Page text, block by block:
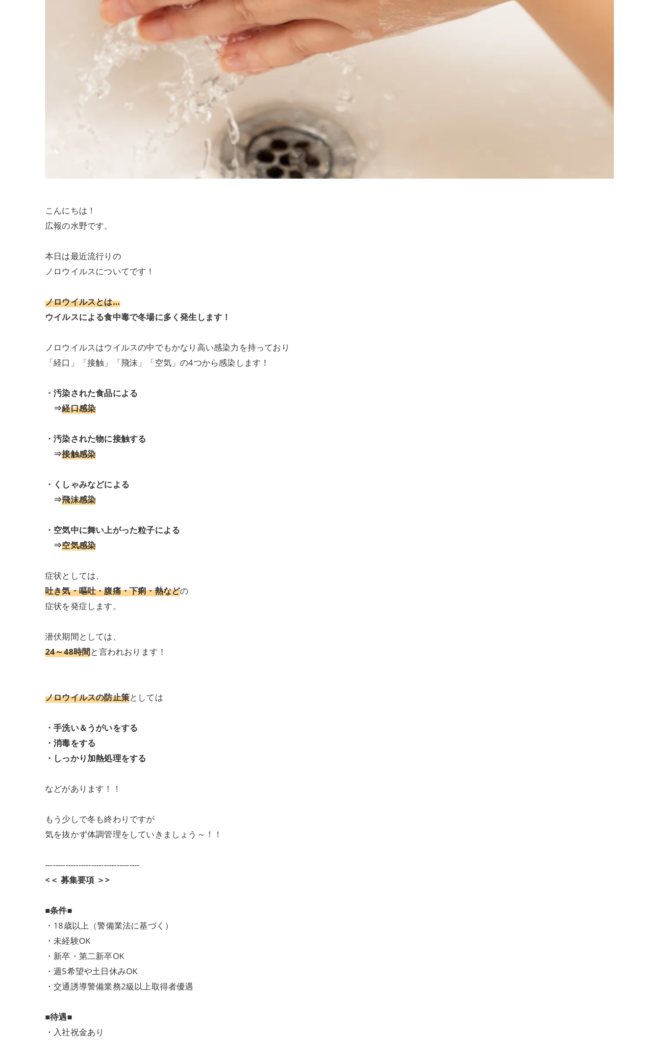
こんにちは！
広報の水野です。
本日は最近流行りの
ノロウイルスについてです！
ノロウイルスとは…
ウイルスによる食中毒で冬場に多く発生します！
ノロウイルスはウイルスの中でもかなり高い感染力を持っており
「経口」「接触」「飛沫」「空気」の4つから感染します！
・汚染された食品による
⇒経口感染
・汚染された物に接触する
⇒接触感染
・くしゃみなどによる
⇒飛沫感染
・空気中に舞い上がった粒子による
⇒空気感染
症状としては、
吐き気・嘔吐・腹痛・下痢・熱などの
症状を発症します。
潜伏期間としては、
24～48時間と言われおります！
ノロウイルスの防止策としては
・手洗い＆うがいをする
・消毒をする
・しっかり加熱処理をする
などがあります！！
もう少しで冬も終わりですが
気を抜かず体調管理をしていきましょう～！！
-------------------------------------
<＜ 募集要項 ＞>
■条件■
・18歳以上（警備業法に基づく）
・未経験OK
・新卒・第二新卒OK
・週5希望や土日休みOK
・交通誘導警備業務2級以上取得者優遇
■待遇■
・入社祝金あり